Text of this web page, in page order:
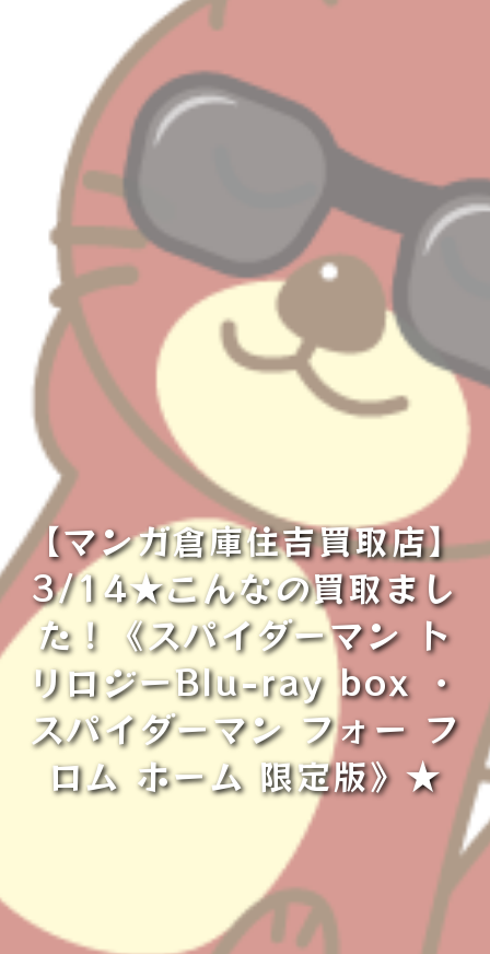
【マンガ倉庫住吉買取店】
3/14★こんなの買取まし
た！《スパイダーマン ト
リロジーBlu-ray box ・
スパイダーマン フォー フ
ロム ホーム 限定版》★